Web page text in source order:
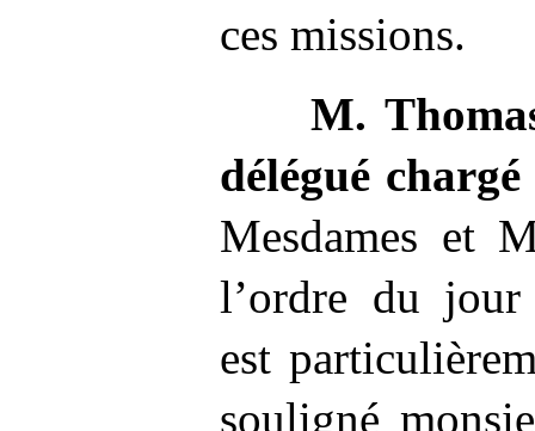
ces missions.
M.
délégué
Mesdames et
l’ordre du jour
est
souligné